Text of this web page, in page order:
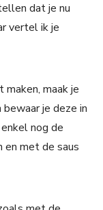
dat je nu
vertel ik je
maak je
je deze in
nog de
en met de saus